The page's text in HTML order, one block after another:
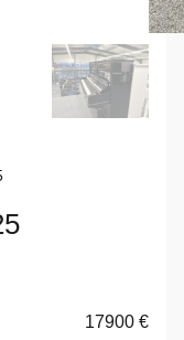
17900 €